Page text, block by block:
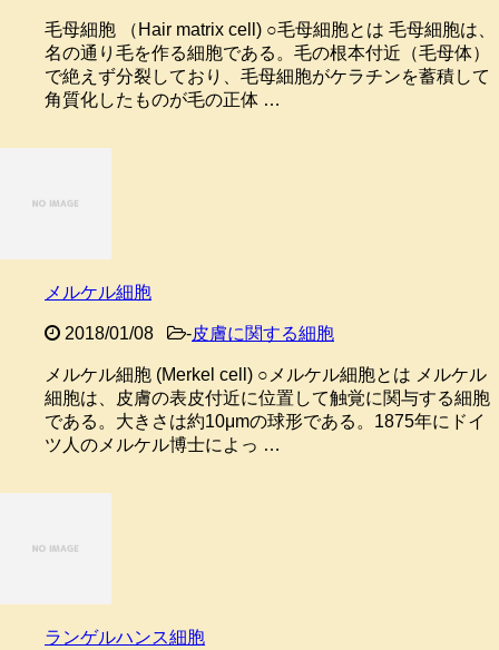
毛母細胞 （Hair matrix cell) ○毛母細胞とは 毛母細胞は、
名の通り毛を作る細胞である。毛の根本付近（毛母体）
で絶えず分裂しており、毛母細胞がケラチンを蓄積して
角質化したものが毛の正体 …
メルケル細胞
2018/01/08 -皮膚に関する細胞
メルケル細胞 (Merkel cell) ○メルケル細胞とは メルケル
細胞は、皮膚の表皮付近に位置して触覚に関与する細胞
である。大きさは約10μmの球形である。1875年にドイ
ツ人のメルケル博士によっ …
ランゲルハンス細胞